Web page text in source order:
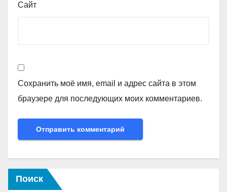
Сайт
Сохранить моё имя, email и адрес сайта в этом
браузере для последующих моих комментариев.
Поиск